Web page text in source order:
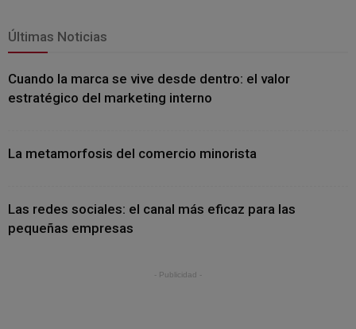
Últimas Noticias
Cuando la marca se vive desde dentro: el valor
estratégico del marketing interno
La metamorfosis del comercio minorista
Las redes sociales: el canal más eficaz para las
pequeñas empresas
- Publicidad -